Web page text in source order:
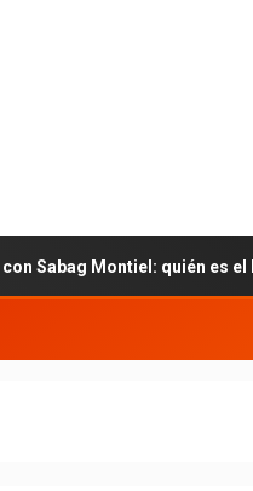
Montiel: quién es el hombre